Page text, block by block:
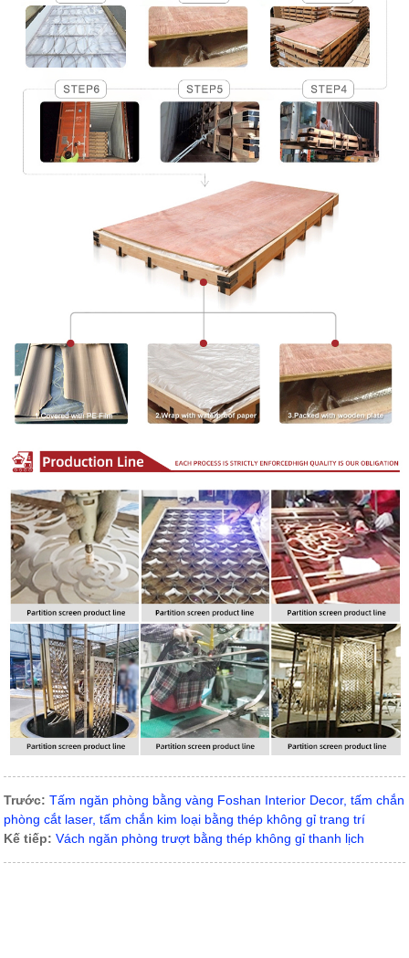
Trước: Tấm ngăn phòng bằng vàng Foshan Interior Decor, tấm chắn
phòng cắt laser, tấm chắn kim loại bằng thép không gỉ trang trí
Kế tiếp: Vách ngăn phòng trượt bằng thép không gỉ thanh lịch